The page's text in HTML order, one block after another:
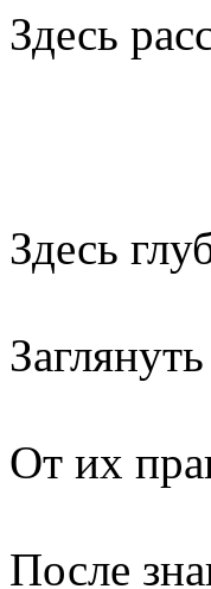
Здесь
Здесь
От их
После